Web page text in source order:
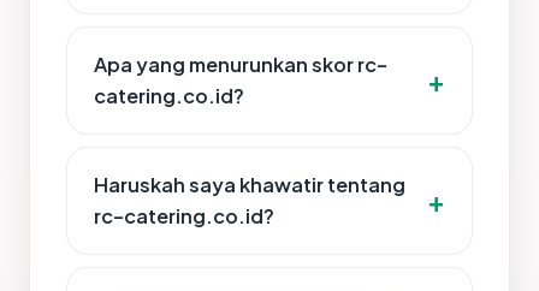
Apa yang menurunkan skor rc-
catering.co.id?
Haruskah saya khawatir tentang
rc-catering.co.id?